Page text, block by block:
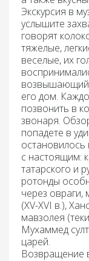
Экскурсия в
услышите
говорят
тяжелые,
веселые, их
его дом.
позвонить в
звонаря.
попадете в
с настоящим:
татарского и
ротонды
через
(XV-XVI в.),
мавзолея
Мухаммед
царей.
Возвращение